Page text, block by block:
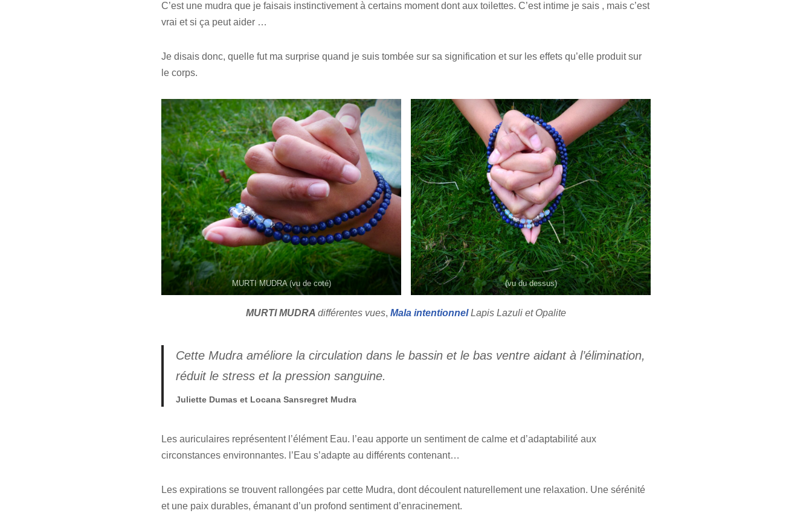
C’est une mudra que je faisais instinctivement à certains moment dont aux toilettes. C’est intime je sais , mais c’est
vrai et si ça peut aider …
Je disais donc, quelle fut ma surprise quand je suis tombée sur sa signification et sur les effets qu’elle produit sur
le corps.
MURTI MUDRA (vu de coté) (vu du dessus)
MURTI MUDRA différentes vues, Mala intentionnelLapis Lazuli et Opalite
Cette Mudra améliore la circulation dans le bassin et le bas ventre aidant à l’élimination,
réduit le stress et la pression sanguine.
Juliette Dumas et Locana Sansregret Mudra
Les auriculaires représentent l’élément Eau. l’eau apporte un sentiment de calme et d’adaptabilité aux
circonstances environnantes. l’Eau s’adapte au différents contenant…
Les expirations se trouvent rallongées par cette Mudra, dont découlent naturellement une relaxation. Une sérénité
et une paix durables, émanant d’un profond sentiment d’enracinement.